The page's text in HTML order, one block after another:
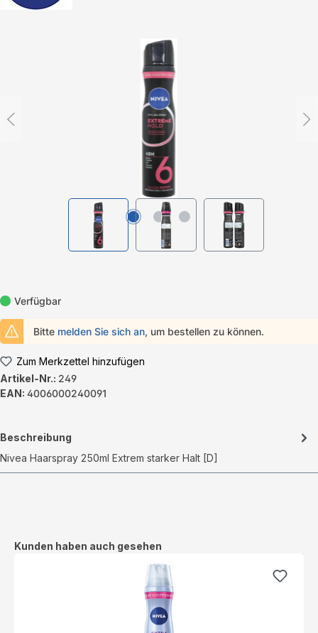
Verfügbar
Bitte melden Sie sich an, um bestellen zu können.
Zum Merkzettel hinzufügen
Artikel-Nr.: 249
EAN: 4006000240091
Beschreibung
Nivea Haarspray 250ml Extrem starker Halt [D]
Produktgalerie überspringen
Kunden haben auch gesehen